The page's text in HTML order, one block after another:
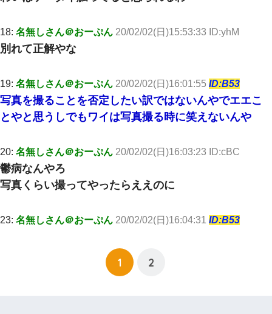
小学生の妹が20代の弟とチューしてるのに、見て見ぬふりの親を
見てから実家を出た。それから15年、妹が弟の子を妊娠したらし
くもう堕胎できない月なんだと母から連絡がきた…｜生活｜ワロ
タあんてな
私は家が貧しくて、手に職をつけようと看護師になった。だけど
卒業を控えた年の1月末、車にひかれて看護師になれなくなった。
出張中の旦那から『フリンしやがって、このクズ』と電話が。私
【悲報】お風呂で父親と姉が完全に行為してるんだが...
近づいて頭突きをしてきて…
嫁に不倫されたから嫁と不倫相手に1000万の慰謝料請求した
[緊急]ベロベロの女に声をかけて行為してきた結果
18: 名無しさん＠おーぷん 20/02/02(日)15:53:33 ID:yhM
別れて正解やな
19: 名無しさん＠おーぷん 20/02/02(日)16:01:55 ID:B53
写真を撮ることを否定したい訳ではないんやでエエこ
とやと思うしでもワイは写真撮る時に笑えないんや
20: 名無しさん＠おーぷん 20/02/02(日)16:03:23 ID:cBC
鬱病なんやろ
写真くらい撮ってやったらええのに
23: 名無しさん＠おーぷん 20/02/02(日)16:04:31 ID:B53
1 2